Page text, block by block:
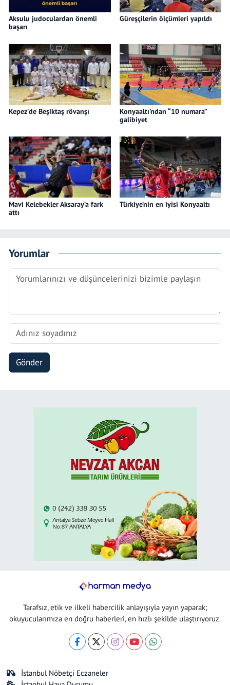
Aksulu judoculardan önemli
başarı
Güreşçilerin ölçümleri yapıldı
Kepez’de Beşiktaş rövanşı
Konyaaltı’ndan “10 numara”
galibiyet
Mavi Kelebekler Aksaray’a fark
attı
Türkiye’nin en iyisi Konyaaltı
Yorumlar
Gönder
Tarafsız, etik ve ilkeli habercilik anlayışıyla yayın yaparak;
okuyucularımıza en doğru haberleri, en hızlı şekilde ulaştırıyoruz.
İstanbul Nöbetçi Eczaneler